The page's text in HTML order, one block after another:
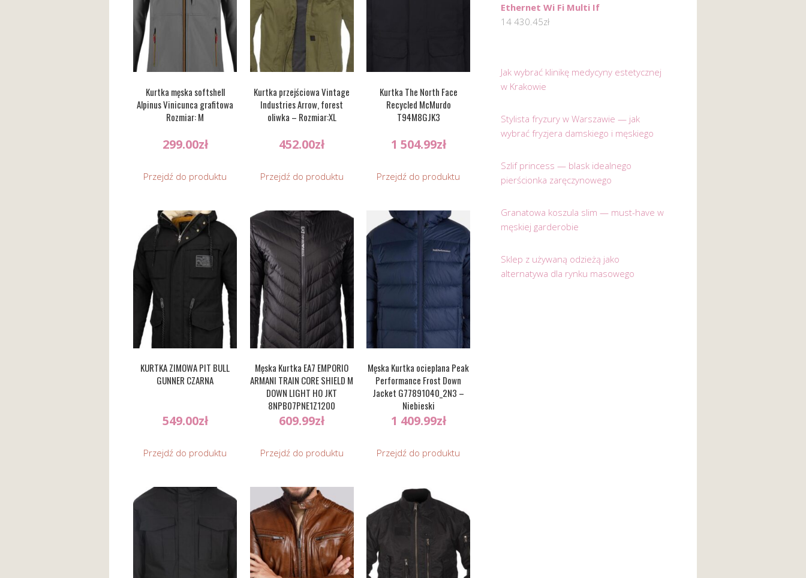
Kurtka męska softshell
Alpinus Vinicunca grafitowa
Rozmiar: M
299.00zł
Przejdź do produktu
Kurtka przejściowa Vintage
Industries Arrow, forest
oliwka – Rozmiar:XL
452.00zł
Przejdź do produktu
Kurtka The North Face
Recycled McMurdo
T94M8GJK3
1 504.99zł
Przejdź do produktu
KURTKA ZIMOWA PIT BULL
GUNNER CZARNA
549.00zł
Przejdź do produktu
Męska Kurtka EA7 EMPORIO
ARMANI TRAIN CORE SHIELD M
DOWN LIGHT HO JKT
8NPB07PNE1Z1200
609.99zł
Przejdź do produktu
Męska Kurtka ocieplana Peak
Performance Frost Down
Jacket G77891040_2N3 –
Niebieski
1 409.99zł
Przejdź do produktu
Ethernet Wi Fi Multi If
14 430.45zł
Jak wybrać klinikę medycyny estetycznej
w Krakowie
Stylista fryzury w Warszawie — jak
wybrać fryzjera damskiego i męskiego
Szlif princess — blask idealnego
pierścionka zaręczynowego
Granatowa koszula slim — must-have w
męskiej garderobie
Sklep z używaną odzieżą jako
alternatywa dla rynku masowego